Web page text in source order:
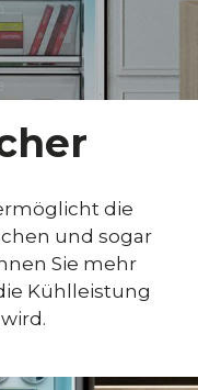
die
und sogar
Sie mehr
Kühlleistung